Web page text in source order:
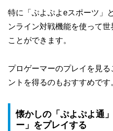
特に「ぷよぷよeスポーツ」
ンライン対戦機能を使って
ことができます。
プロゲーマーのプレイを見
ントを得るのもおすすめです
懐かしの「ぷよぷよ通
ー」をプレイする